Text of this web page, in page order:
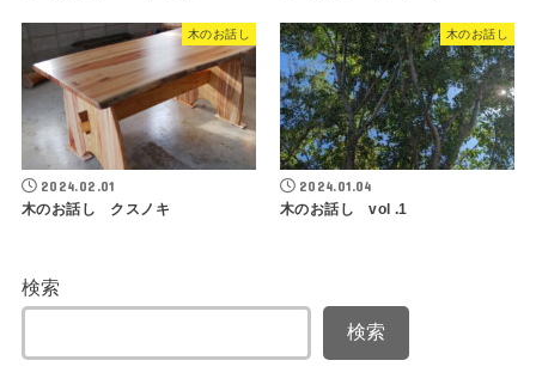
木のお話し
2024.02.01
木のお話し クスノキ
木のお話し
2024.01.04
木のお話し vol .1
検索
検索